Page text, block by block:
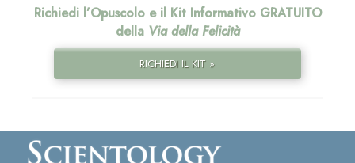
Richiedi l’Opuscolo e il Kit Informativo GRATUITO
della Via della Felicità
RICHIEDI IL KIT »